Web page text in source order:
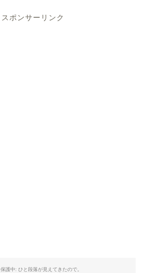
スポンサーリンク
保護中: ひと段落が見えてきたので。